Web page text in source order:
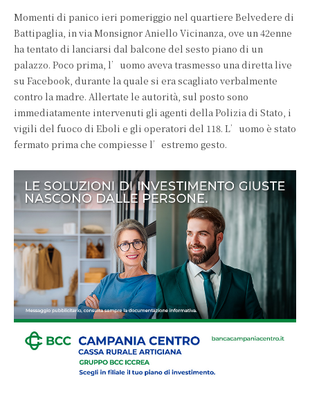
Momenti di panico ieri pomeriggio nel quartiere Belvedere di
Battipaglia, in via Monsignor Aniello Vicinanza, ove un 42enne
ha tentato di lanciarsi dal balcone del sesto piano di un
palazzo. Poco prima, l’uomo aveva trasmesso una diretta live
su Facebook, durante la quale si era scagliato verbalmente
contro la madre. Allertate le autorità, sul posto sono
immediatamente intervenuti gli agenti della Polizia di Stato, i
vigili del fuoco di Eboli e gli operatori del 118. L’uomo è stato
fermato prima che compiesse l’estremo gesto.